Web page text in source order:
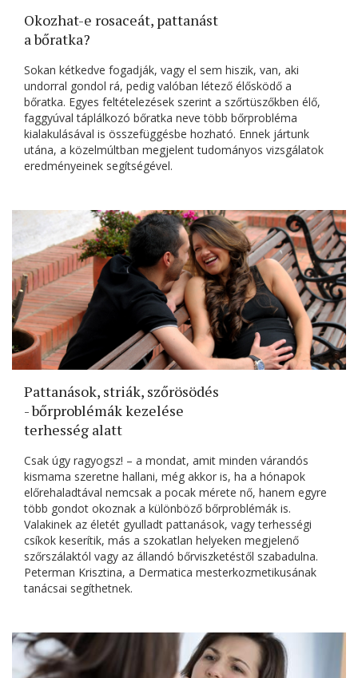
Okozhat-e rosaceát, pattanást
a bőratka?
Sokan kétkedve fogadják, vagy el sem hiszik, van, aki
undorral gondol rá, pedig valóban létező élősködő a
bőratka. Egyes feltételezések szerint a szőrtüszőkben élő,
faggyúval táplálkozó bőratka neve több bőrprobléma
kialakulásával is összefüggésbe hozható. Ennek jártunk
utána, a közelmúltban megjelent tudományos vizsgálatok
eredményeinek segítségével.
Pattanások, striák, szőrösödés
- bőrproblémák kezelése
terhesség alatt
Csak úgy ragyogsz! – a mondat, amit minden várandós
kismama szeretne hallani, még akkor is, ha a hónapok
előrehaladtával nemcsak a pocak mérete nő, hanem egyre
több gondot okoznak a különböző bőrproblémák is.
Valakinek az életét gyulladt pattanások, vagy terhességi
csíkok keserítik, más a szokatlan helyeken megjelenő
szőrszálaktól vagy az állandó bőrviszketéstől szabadulna.
Peterman Krisztina, a Dermatica mesterkozmetikusának
tanácsai segíthetnek.